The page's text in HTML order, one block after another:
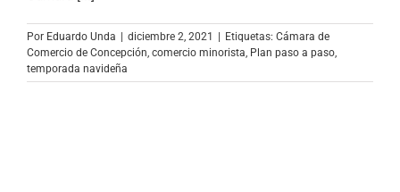
Por Eduardo Unda | diciembre 2, 2021 | Etiquetas: Cámara de
Comercio de Concepción comercio minorista Plan paso a paso
temporada navideña